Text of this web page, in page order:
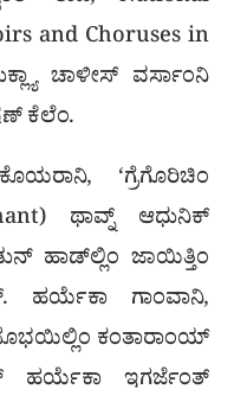
and Choruses in
ಚಾಳೀಸ್ ವರ್ಸಾಂನಿ
ಕೆಲೆಂ.
‘ಗ್ರೆಗೊರಿಚಿಂ
ಥಾವ್ನ್ ಆಧುನಿಕ್
ಹಾಡ್‌ಲ್ಲಿಂ ಜಾಯಿತ್ತಿಂ
ಹರ್ಯೆಕಾ ಗಾಂವಾನಿ,
ಕಂತಾರಾಂಯ್
ಇಗರ್ಜೆಂತ್